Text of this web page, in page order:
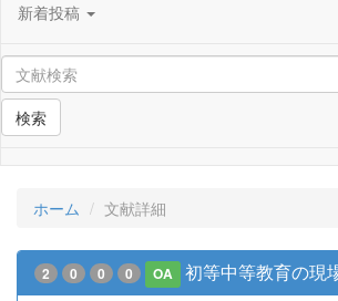
新着投稿
検索
ホーム 文献詳細
2 0 0 0 OA 初等中等教育の現